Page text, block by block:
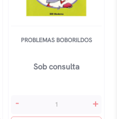
PROBLEMAS BOBORILDOS
Sob consulta
Problemas
- +